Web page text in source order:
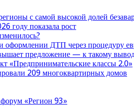
с самой высокой долей
году показала рост
оформлении ДТП через процедуру
предложение — к такому
«Предпринимательские классы 2.0»
209 многоквартирных домов
«Регион 93»